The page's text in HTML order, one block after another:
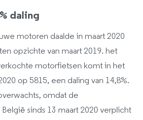
daling
motoren daalde in maart 2020
opzichte van maart 2019. het
motorfietsen komt in het
op 5815, een daling van 14,8%.
omdat de
sinds 13 maart 2020 verplicht